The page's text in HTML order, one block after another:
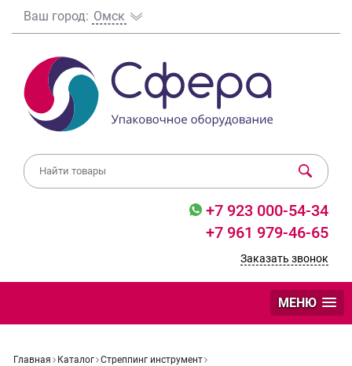
Ваш город: Омск
+7 923 000-54-34
+7 961 979-46-65
Заказать звонок
МЕНЮ
Главная Каталог Стреппинг инструмент